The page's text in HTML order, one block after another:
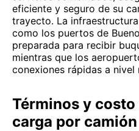
eficiente y seguro de su
trayecto. La
como los puertos de
preparada para recibir
mientras que los
conexiones rápidas a nivel
Términos y
carga por camión